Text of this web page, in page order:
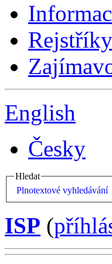
Rejstříky
English
Česky
Hledat
Plnotextové vyhledávání
ISP (